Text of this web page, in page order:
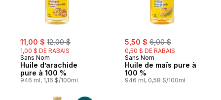
sale:
11,00 $ , formerly:
12,00 $
1,00 $ DE RABAIS
Sans Nom
Huile d’arachide
pure à 100 %
946 ml, 1,16 $/100ml
sale:
5,50 $ , formerly:
6,00 $
0,50 $ DE RABAIS
Sans Nom
Huile de maïs pure à
100 %
946 ml, 0,58 $/100ml